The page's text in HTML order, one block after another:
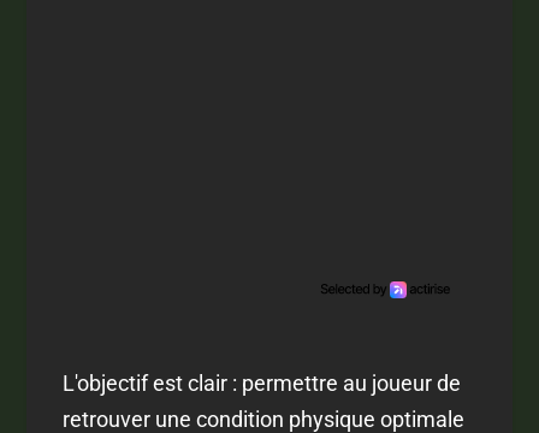
L'objectif est clair : permettre au joueur de
retrouver une condition physique optimale